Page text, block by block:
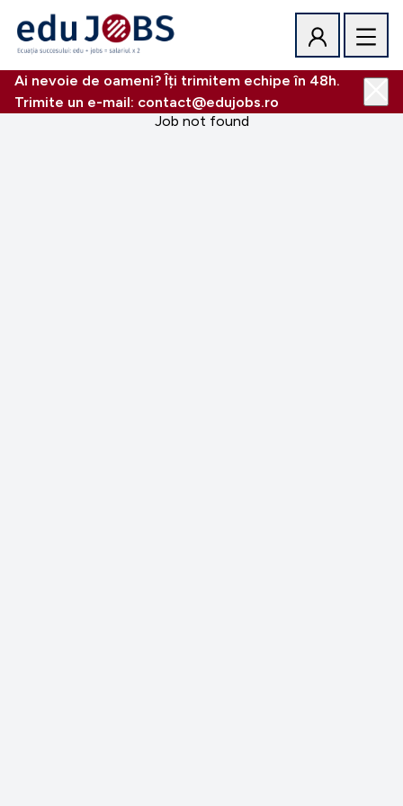
Ai nevoie de oameni? Îți trimitem echipe în 48h.
Trimite un e-mail: contact@edujobs.ro
Job not found